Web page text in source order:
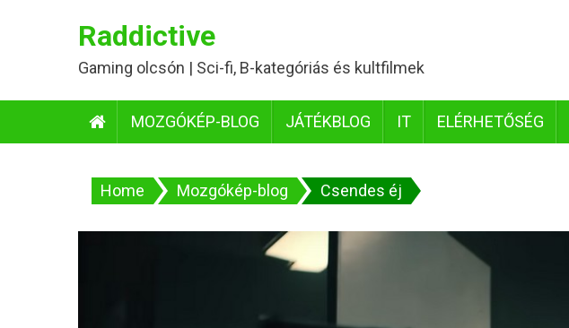
Raddictive
Gaming olcsón | Sci-fi, B-kategóriás és kultfilmek
MOZGÓKÉP-BLOG JÁTÉKBLOG IT ELÉRHETŐSÉG
Home Mozgókép-blog Csendes éj